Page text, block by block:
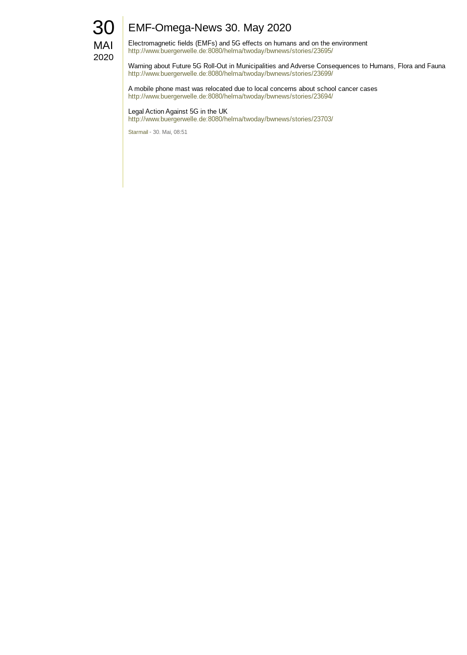
30
MAI
2020
EMF-Omega-News 30. May 2020
Electromagnetic fields (EMFs) and 5G effects on humans and on the environment
http://www.buergerwelle.de:8080/helma/twoday/bwnews/stories/23695/
Warning about Future 5G Roll-Out in Municipalities and Adverse Consequences to Humans, Flora and Fauna
http://www.buergerwelle.de:8080/helma/twoday/bwnews/stories/23699/
A mobile phone mast was relocated due to local concerns about school cancer cases
http://www.buergerwelle.de:8080/helma/twoday/bwnews/stories/23694/
Legal Action Against 5G in the UK
http://www.buergerwelle.de:8080/helma/twoday/bwnews/stories/23703/
Starmail - 30. Mai, 08:51